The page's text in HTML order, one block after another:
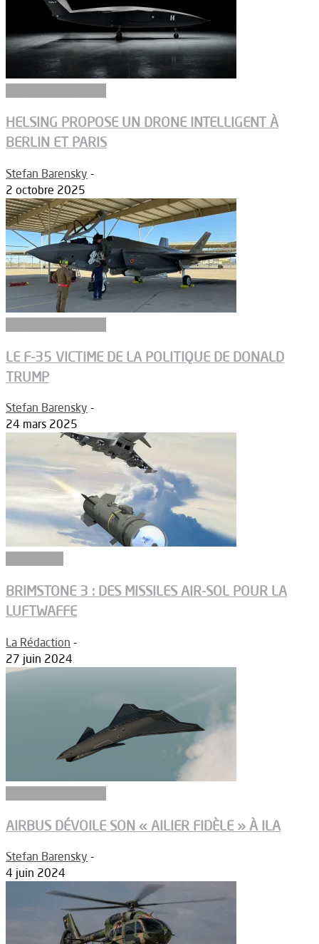
HELSING PROPOSE UN DRONE INTELLIGENT À
BERLIN ET PARIS
Stefan Barensky -
2 octobre 2025
LE F-35 VICTIME DE LA POLITIQUE DE DONALD
TRUMP
Stefan Barensky -
24 mars 2025
BRIMSTONE 3 : DES MISSILES AIR-SOL POUR LA
LUFTWAFFE
La Rédaction -
27 juin 2024
AIRBUS DÉVOILE SON « AILIER FIDÈLE » À ILA
Stefan Barensky -
4 juin 2024